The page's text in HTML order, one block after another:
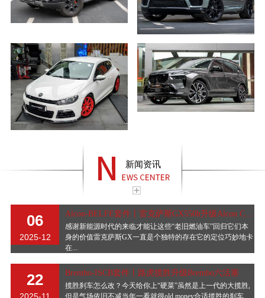
新闻资讯
06
2025-12
Alcon-BELFE套件丨雷克萨斯GX550h升级Alcon CAR97
感谢新能源时代的来临才能让这些“老旧燃油车”回归它们本
身的价值雷克萨斯GX一直是个独特的存在它的定位巧妙地卡
在...
22 Brembo-ISCB套件丨路虎揽胜升级Brembo六活塞
揽胜刹车怎么改？今天给你上“硬菜”虽然是上一代的大揽胜,